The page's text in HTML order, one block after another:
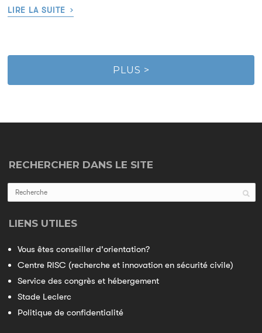
LIRE LA SUITE ›
PLUS >
RECHERCHER DANS LE SITE
LIENS UTILES
Vous êtes conseiller d'orientation?
Centre RISC (recherche et innovation en sécurité civile)
Service des congrès et hébergement
Stade Leclerc
Politique de confidentialité